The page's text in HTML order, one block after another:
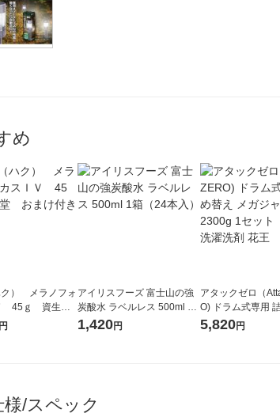
め
ク） メラノフォ
45ｇ 資生
き
円
アイリスフーズ 富士山の強
炭酸水 ラベルレス 500ml 1
箱（24本入）
1,420円
アタックゼロ（
O) ドラム式専用
ガジャンボ 2300g
5,820円
/スペック